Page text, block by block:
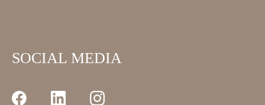
SOCIAL MEDIA